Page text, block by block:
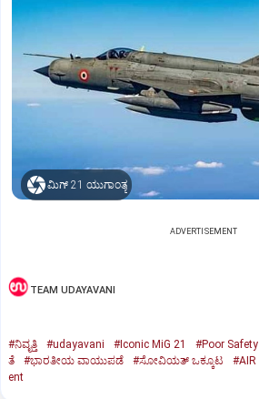
ಮಿಗ್‌ 21 ಯುಗಾಂತ್ಯ
ADVERTISEMENT
TEAM UDAYAVANI
#ನಿವೃತ್ತಿ #udayavani #Iconic MiG 21 #Poor Safety
ತೆ
#ಭಾರತೀಯ ವಾಯುಪಡೆ #ಸೋವಿಯತ್‌ ಒಕ್ಕೂಟ #AIR
ent